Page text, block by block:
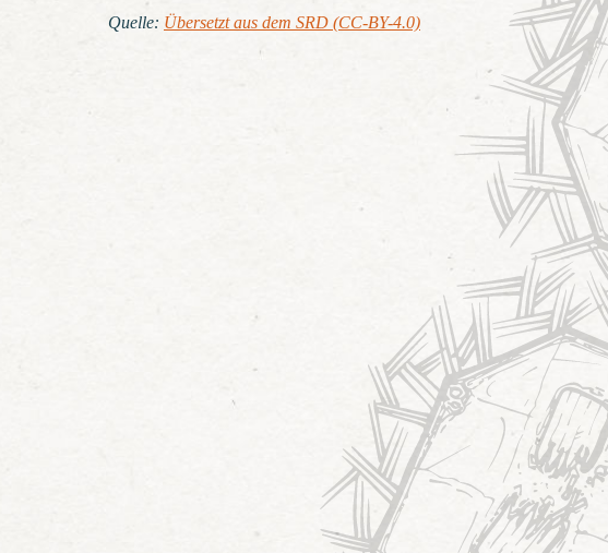
Quelle: Übersetzt aus dem SRD (CC-BY-4.0)